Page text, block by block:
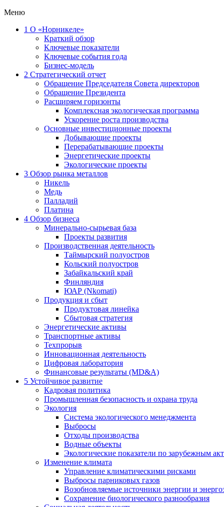
Меню
1 О «Норникеле»
Краткий обзор
Ключевые показатели
Ключевые события года
Бизнес-модель
2 Стратегический отчет
Обращение Председателя Совета директоров
Обращение Президента
Расширяем горизонты
Комплексная экологическая программа
Ускорение роста производства
Основные инвестиционные проекты
Добывающие проекты
Перерабатывающие проекты
Энергетические проекты
Экологические проекты
3 Обзор рынка металлов
Никель
Медь
Палладий
Платина
4 Обзор бизнеса
Минерально-сырьевая база
Проекты развития
Производственная деятельность
Таймырский полуостров
Кольский полуостров
Забайкальский край
Финляндия
ЮАР (Nkomati)
Продукция и сбыт
Продуктовая линейка
Сбытовая стратегия
Энергетические активы
Транспортные активы
Техпрорыв
Инновационная деятельность
Цифровая лаборатория
Финансовые результаты (MD&A)
5 Устойчивое развитие
Кадровая политика
Промышленная безопасность и охрана труда
Экология
Система экологического менеджмента
Выбросы
Отходы производства
Водные объекты
Экологические показатели по зарубежным
Изменение климата
Управление климатическими рисками
Выбросы парниковых газов
Возобновляемые источники энергии и
Сохранение биологического разнообразия